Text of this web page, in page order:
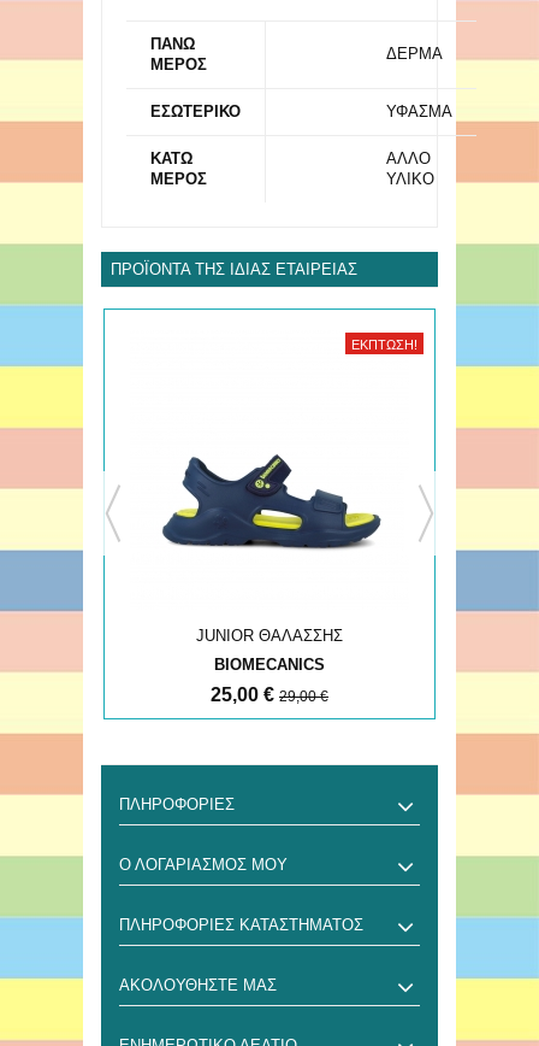
ΠΑΝΩ
ΜΕΡΟΣ
ΔΕΡΜΑ
ΕΣΩΤΕΡΙΚΟ ΥΦΑΣΜΑ
ΚΑΤΩ
ΜΕΡΟΣ
ΑΛΛΟ
ΥΛΙΚΟ
ΠΡΟΪΌΝΤΑ ΤΗΣ ΊΔΙΑΣ ΕΤΑΙΡΕΊΑΣ
ΈΚΠΤΩΣΗ!
JUNIOR ΘΑΛΑΣΣΗΣ
BIOMECANICS
25,00 € 29,00 €
ΠΛΗΡΟΦΟΡΊΕΣ
Ο ΛΟΓΑΡΙΑΣΜΌΣ ΜΟΥ
ΠΛΗΡΟΦΟΡΊΕΣ ΚΑΤΑΣΤΉΜΑΤΟΣ
ΑΚΟΛΟΥΘΉΣΤΕ ΜΑΣ